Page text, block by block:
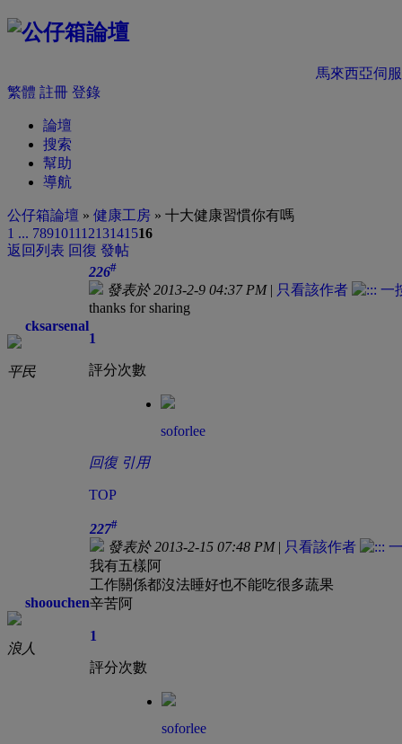
馬來西亞伺
繁體 註冊 登錄
論壇
搜索
幫助
導航
公仔箱論壇 » 健康工房 » 十大健康習慣你有嗎
1 ... 78910111213141516
返回列表 回復 發帖
cksarsenal
平民
226#
發表於 2013-2-9 04:37 PM| 只看該作者
thanks for sharing
1
評分次數
soforlee
回復 引用
TOP
shoouchen
浪人
227#
發表於 2013-2-15 07:48 PM| 只看該作者
我有五樣阿
工作關係都沒法睡好也不能吃很多蔬果
辛苦阿
1
評分次數
soforlee